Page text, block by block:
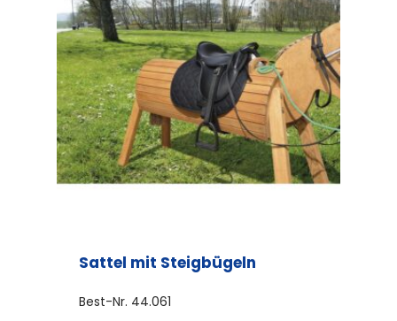
Sattel mit Steigbügeln
Best-Nr. 44.061